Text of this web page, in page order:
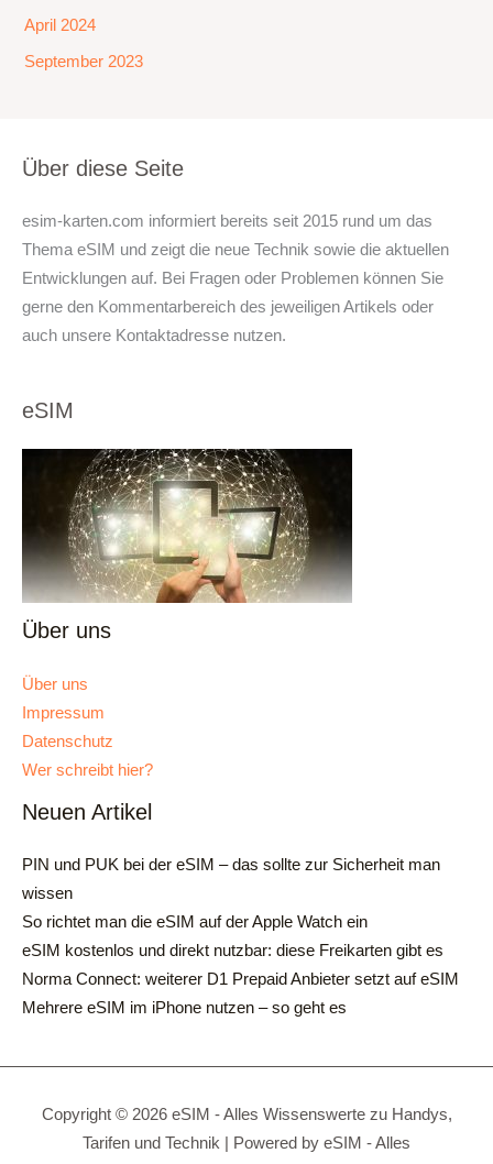
April 2024
September 2023
Über diese Seite
esim-karten.com informiert bereits seit 2015 rund um das
Thema eSIM und zeigt die neue Technik sowie die aktuellen
Entwicklungen auf. Bei Fragen oder Problemen können Sie
gerne den Kommentarbereich des jeweiligen Artikels oder
auch unsere Kontaktadresse nutzen.
eSIM
Über uns
Über uns
Impressum
Datenschutz
Wer schreibt hier?
Neuen Artikel
PIN und PUK bei der eSIM – das sollte zur Sicherheit man
wissen
So richtet man die eSIM auf der Apple Watch ein
eSIM kostenlos und direkt nutzbar: diese Freikarten gibt es
Norma Connect: weiterer D1 Prepaid Anbieter setzt auf eSIM
Mehrere eSIM im iPhone nutzen – so geht es
Copyright © 2026 eSIM - Alles Wissenswerte zu Handys,
Tarifen und Technik | Powered by eSIM - Alles